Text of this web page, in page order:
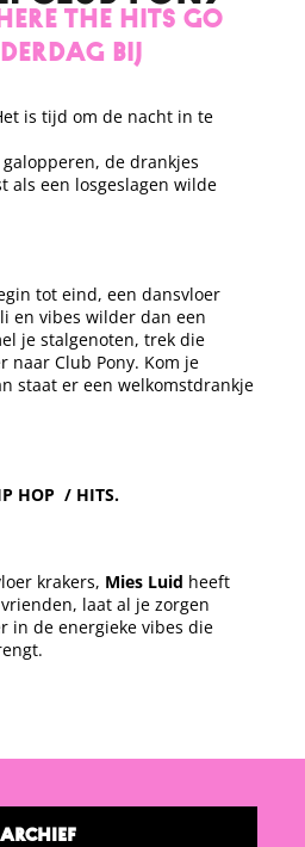
THE HITS GO
BIJ
is tijd om de nacht in te
de drankjes
als een losgeslagen wilde
tot eind, een dansvloer
en vibes wilder dan een
je stalgenoten, trek die
naar Club Pony. Kom je
staat er een welkomstdrankje
HOP / HITS.
krakers, Mies Luid heeft
laat al je zorgen
in de energieke vibes die
ARCHIEF